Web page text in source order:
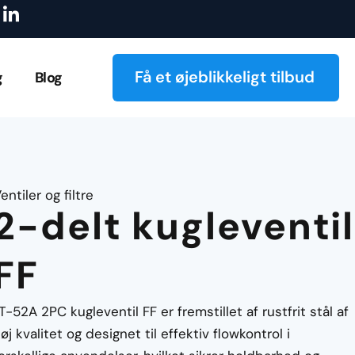
I
k
o
n
Blog Få et øjeblikkeligt tilbud
og filtre
delt kugleventil
52A 2PC kugleventil FF er fremstillet af rustfrit stål af
kvalitet og designet til effektiv flowkontrol i